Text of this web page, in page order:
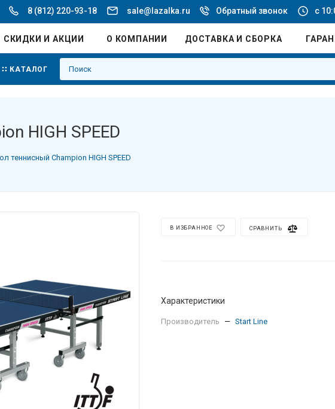
8 (812) 220-93-18 sale@lazalka.ru Обратный звонок с
СКИДКИ И АКЦИИ О КОМПАНИИ ДОСТАВКА И СБОРКА
КАТАЛОГ
HIGH SPEED
теннисный Champion HIGH SPEED
В ИЗБРАННОЕ СРАВНИТЬ
Характеристики
Производитель — Start Line